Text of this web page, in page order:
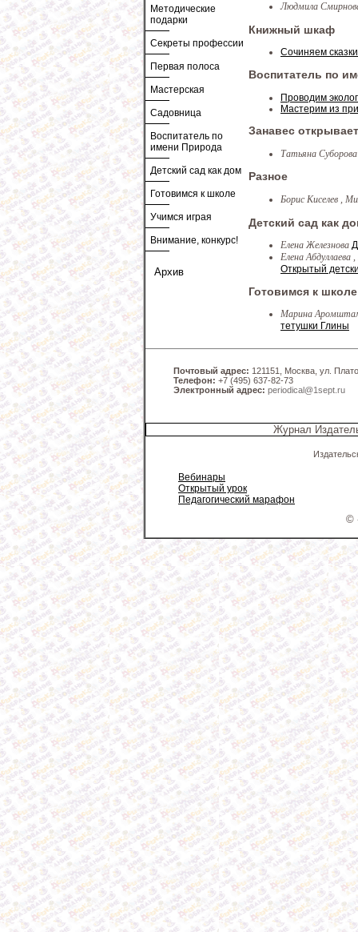
Методические
подарки
Секреты профессии
Первая полоса
Мастерская
Садовница
Воспитатель по
имени Природа
Детский сад как дом
Готовимся к школе
Учимся играя
Внимание, конкурс!
Архив
Людмила
Книжный шкаф
Сочиняем
Воспитатель по
Проводим
Мастерим из
Занавес
Татьяна
Разное
Борис Киселев ,
Детский сад как
Елена Железнова
Елена
Открытый
Готовимся к школе
Марина
тетушки Глины
Почтовый адрес: 121151, Москва, ул.
Телефон: +7 (495) 637-82-73
Электронный адрес: periodical@1sept.ru
Журнал
Вебинары
Открытый урок
Педагогический марафон
©